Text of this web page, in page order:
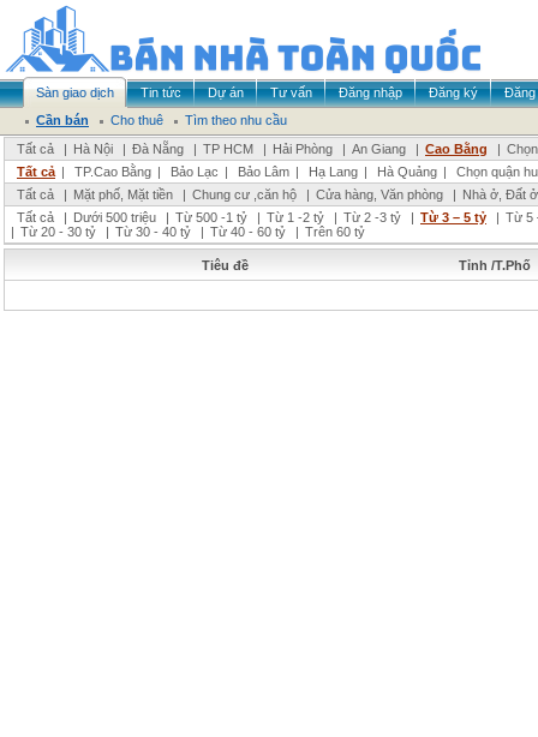
Sàn giao dịch Tin tức Dự án Tư vấn Đăng nhập Đăng ký
Đăng
Cần bán
Cho thuê
Tìm theo nhu cầu
Tất cả
| Hà Nội | Đà Nẵng | TP HCM | Hải Phòng | An Giang | Cao Bằng |
Tất cả | TP.Cao Bằng | Bảo Lạc | Bảo Lâm | Hạ Lang | Hà Quảng |
Chọn quận
Tất cả
| Mặt phố, Mặt tiền | Chung cư ,căn hộ | Cửa hàng, Văn phòng | Nhà ở, Đất ở
Tất cả
| Dưới 500 triệu | Từ 500 -1 tỷ | Từ 1 -2 tỷ | Từ 2 -3 tỷ | Từ 3 – 5 tỷ | Từ 5
| Từ 20 - 30 tỷ | Từ 30 - 40 tỷ | Từ 40 - 60 tỷ | Trên 60 tỷ
Tiêu đề Tỉnh /T.Phố